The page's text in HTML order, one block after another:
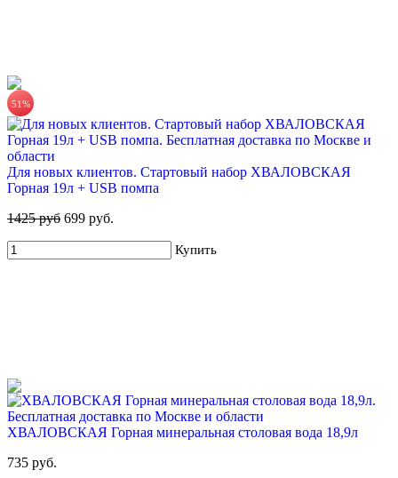
51%
Для новых клиентов. Стартовый набор ХВАЛОВСКАЯ
Горная 19л + USB помпа
1425 руб 699 руб.
Купить
ХВАЛОВСКАЯ Горная минеральная столовая вода 18,9л
735 руб.